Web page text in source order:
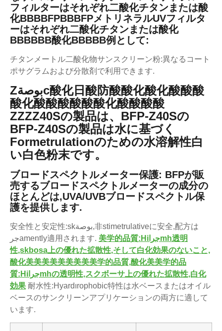
フィルターはそれぞれ二酸化チタンまたは酸
化BBBBFPBBBFPメトリネラルUVフィルタ
ーはそれぞれ二酸化チタンまたは酸化
BBBBBB酸化BBBBB例として:
チタンメートル二酸化物サンスクリーン粉:異なるコート
ポサグラムおよび分散剤で利用できます.
Zبوصةc酸化日酸防酸酸化酸化酸酸酸
酸化酸酸酸酸酸酸化酸酸酸酸
ZZZZ40Sの製品は、BFP-Z40Sの
BFP-Z40Sの製品は水に基づく
Formetrulationのための水溶解性白
い白色粉末です。
ブロードスペクトルメーター保護: BFPが販
売するブロードスペクトルメーターの成分の
ほとんどは,UVA/UVBブロードスペクトル保
護を提供します.
安全性と安定性:skبوصة,非stimetrulativeに安全,配方は
جرamently適用されます. 美学的品質:Hiجراmh透明
性,skbosa上の優れた拡散性,そして白化効果のないこと,
酸化美美美美美美美美美学的品質,酸化美美学的品
質:Hiجراmhの透明性,スクボーサ上の優れた拡散性,白化
効果 耐水性:Hyardırophobic特性は水ベースまたはオイル
ベースのサンクリーンアプリケーションの両方に適して
います.